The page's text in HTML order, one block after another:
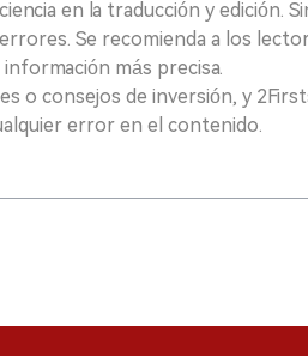
en la traducción y edición.
Se recomienda a los
más precisa.
o consejos de inversión, y
error en el contenido.